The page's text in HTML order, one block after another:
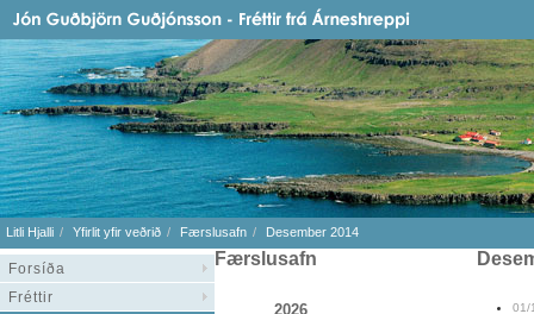
Litli Hjalli Yfirlit yfir veðrið Færslusafn Desember 2014
Forsíða
Fréttir
Færslusafn
2026 01/